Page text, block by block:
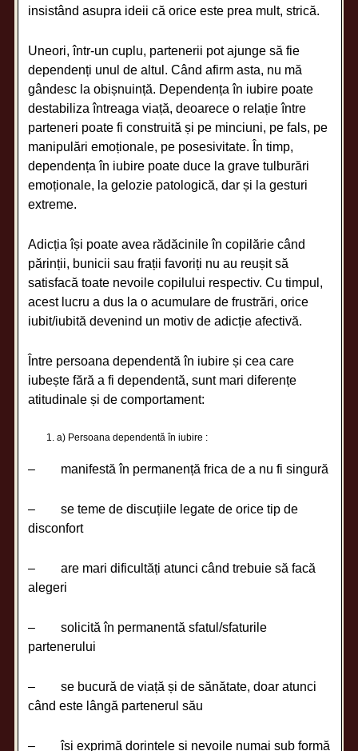
insistând asupra ideii că orice este prea mult, strică.
Uneori, într-un cuplu, partenerii pot ajunge să fie
dependenți unul de altul. Când afirm asta, nu mă
gândesc la obișnuință. Dependența în iubire poate
destabiliza întreaga viață, deoarece o relație între
parteneri poate fi construită și pe minciuni, pe fals, pe
manipulări emoționale, pe posesivitate. În timp,
dependența în iubire poate duce la grave tulburări
emoționale, la gelozie patologică, dar și la gesturi
extreme.
Adicția își poate avea rădăcinile în copilărie când
părinții, bunicii sau frații favoriți nu au reușit să
satisfacă toate nevoile copilului respectiv. Cu timpul,
acest lucru a dus la o acumulare de frustrări, orice
iubit/iubită devenind un motiv de adicție afectivă.
Între persoana dependentă în iubire și cea care
iubește fără a fi dependentă, sunt mari diferențe
atitudinale și de comportament:
a) Persoana dependentă în iubire :
– manifestă în permanență frica de a nu fi singură
– se teme de discuțiile legate de orice tip de
disconfort
– are mari dificultăți atunci când trebuie să facă
alegeri
– solicită în permanentă sfatul/sfaturile
partenerului
– se bucură de viață și de sănătate, doar atunci
când este lângă partenerul său
– își exprimă dorințele și nevoile numai sub formă